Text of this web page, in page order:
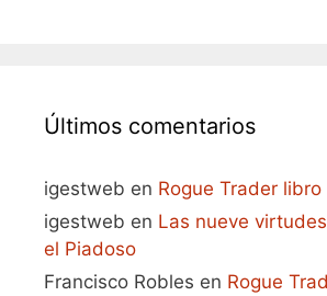
Últimos comentarios
igestweb en Rogue Trader
igestweb en Las nueve
el Piadoso
Francisco Robles en Rogue